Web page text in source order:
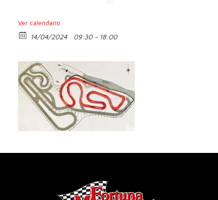
Ver calendario
14/04/2024 09:30 - 18:00